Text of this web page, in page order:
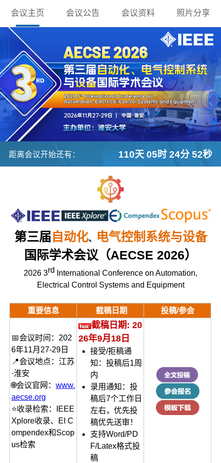
会议主页 会议公告 会议资料 照片分享
距离会议开始还有： 110天 05时 24分 52秒
第三届自动化、 电气控制系统与设备
国际学术会议（AECSE 2026）
2026 3rd
International Conference on Automation,
Electrical Control Systems and Equipment
重要信息 截稿日期 投稿/参会
📅会议时间：202
6年11月27-29日
📍会议地点：江苏
·淮安
🌐会议官网：www.
aecse.org
⭐收录检索：IEEE
Xplore收录、EI C
ompendex和Scop
us检索
截稿日期: 20
26年9月18日
接受/拒稿通
知：投稿后1周
内
录用通知：投
稿后7个工作日
左右，优先投
稿优先送审！
支持Word/PD
F/Latex格式投
稿